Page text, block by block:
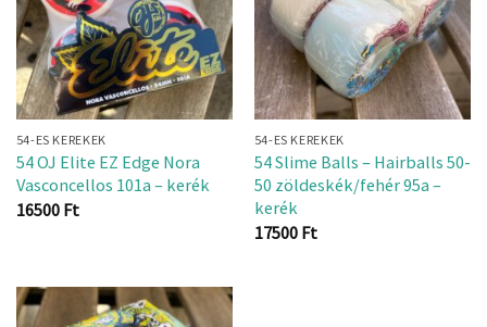
54-ES KEREKEK
54 OJ Elite EZ Edge Nora
Vasconcellos 101a – kerék
16500 Ft
54-ES KEREKEK
54 Slime Balls – Hairballs 50-
50 zöldeskék/fehér 95a –
kerék
17500 Ft